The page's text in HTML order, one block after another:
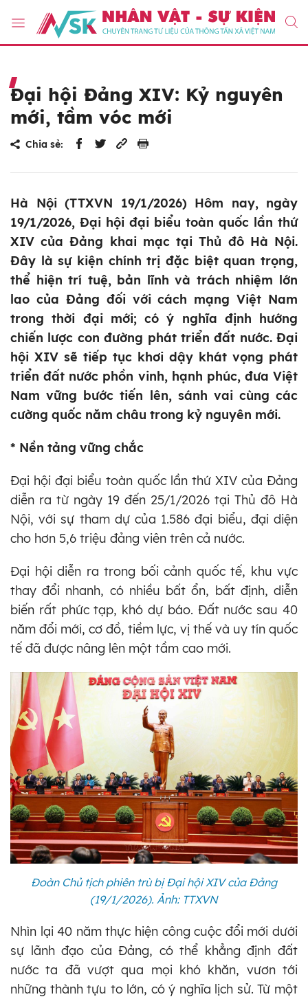
Đại hội Đảng XIV: Kỷ nguyên
mới, tầm vóc mới
Chia sẻ:
Hà Nội (TTXVN 19/1/2026) Hôm nay, ngày
19/1/2026, Đại hội đại biểu toàn quốc lần thứ
XIV của Đảng khai mạc tại Thủ đô Hà Nội.
Đây là sự kiện chính trị đặc biệt quan trọng,
thể hiện trí tuệ, bản lĩnh và trách nhiệm lớn
lao của Đảng đối với cách mạng Việt Nam
trong thời đại mới; có ý nghĩa định hướng
chiến lược con đường phát triển đất nước. Đại
hội XIV sẽ tiếp tục khơi dậy khát vọng phát
triển đất nước phồn vinh, hạnh phúc, đưa Việt
Nam vững bước tiến lên, sánh vai cùng các
cường quốc năm châu trong kỷ nguyên mới.
* Nền tảng vững chắc
Đại hội đại biểu toàn quốc lần thứ XIV của Đảng
diễn ra từ ngày 19 đến 25/1/2026 tại Thủ đô Hà
Nội, với sự tham dự của 1.586 đại biểu, đại diện
cho hơn 5,6 triệu đảng viên trên cả nước.
Đại hội diễn ra trong bối cảnh quốc tế, khu vực
thay đổi nhanh, có nhiều bất ổn, bất định, diễn
biến rất phức tạp, khó dự báo. Đất nước sau 40
năm đổi mới, cơ đồ, tiềm lực, vị thế và uy tín quốc
tế đã được nâng lên một tầm cao mới.
Đoàn Chủ tịch phiên trù bị Đại hội XIV của Đảng
(19/1/2026). Ảnh: TTXVN
Nhìn lại 40 năm thực hiện công cuộc đổi mới dưới
sự lãnh đạo của Đảng, có thể khẳng định đất
nước ta đã vượt qua mọi khó khăn, vươn tới
những thành tựu to lớn, có ý nghĩa lịch sử. Từ một